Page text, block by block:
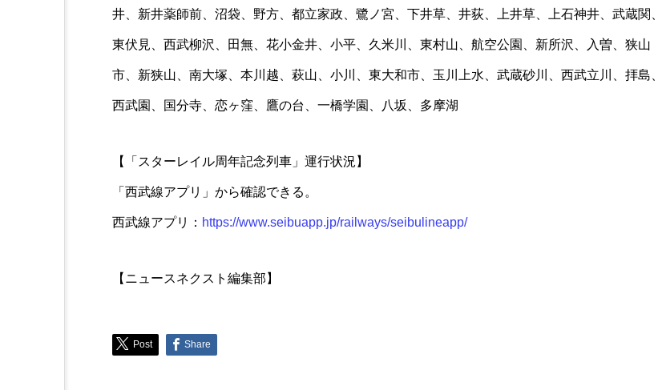
井、新井薬師前、沼袋、野方、都立家政、鷺ノ宮、下井草、井荻、上井草、上石神井、武蔵関、
東伏見、西武柳沢、田無、花小金井、小平、久米川、東村山、航空公園、新所沢、入曽、狭山
市、新狭山、南大塚、本川越、萩山、小川、東大和市、玉川上水、武蔵砂川、西武立川、拝島、
西武園、国分寺、恋ヶ窪、鷹の台、一橋学園、八坂、多摩湖
【「スターレイル周年記念列車」運行状況】
「西武線アプリ」から確認できる。
西武線アプリ： https://www.seibuapp.jp/railways/seibulineapp/
【ニュースネクスト編集部】
Post Share